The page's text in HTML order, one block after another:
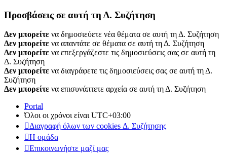
Προσβάσεις σε αυτή τη Δ. Συζήτηση
Δεν μπορείτε να δημοσιεύετε νέα θέματα σε αυτή τη Δ. Συζήτηση
Δεν μπορείτε να απαντάτε σε θέματα σε αυτή τη Δ. Συζήτηση
Δεν μπορείτε να επεξεργάζεστε τις δημοσιεύσεις σας σε αυτή τη
Δ. Συζήτηση
Δεν μπορείτε να διαγράφετε τις δημοσιεύσεις σας σε αυτή τη Δ.
Συζήτηση
Δεν μπορείτε να επισυνάπτετε αρχεία σε αυτή τη Δ. Συζήτηση
Portal
Όλοι οι χρόνοι είναι UTC+03:00
Διαγραφή όλων των cookies Δ. Συζήτησης
Η ομάδα
Επικοινωνήστε μαζί μας